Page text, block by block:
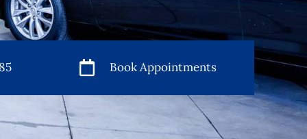
Book Appointments